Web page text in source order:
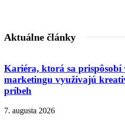
Aktuálne články
Kariéra, ktorá sa prispôsobí
marketingu využívajú
príbeh
7. augusta 2026